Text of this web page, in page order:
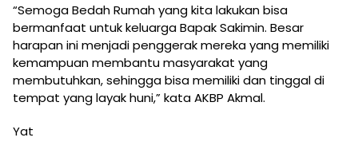
“Semoga Bedah Rumah yang kita lakukan bisa
bermanfaat untuk keluarga Bapak Sakimin. Besar
harapan ini menjadi penggerak mereka yang memiliki
kemampuan membantu masyarakat yang
membutuhkan, sehingga bisa memiliki dan tinggal di
tempat yang layak huni,” kata AKBP Akmal.
Yat